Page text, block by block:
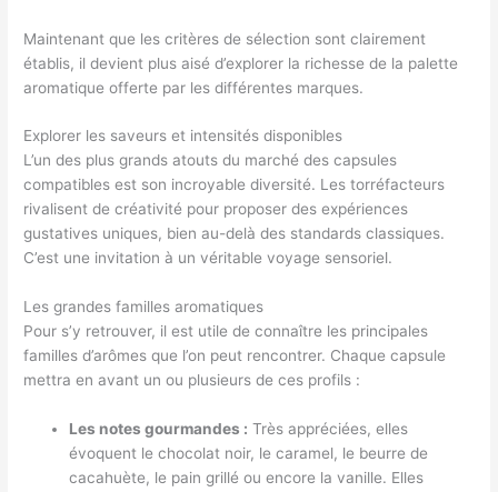
Maintenant que les critères de sélection sont clairement
établis, il devient plus aisé d’explorer la richesse de la palette
aromatique offerte par les différentes marques.
Explorer les saveurs et intensités disponibles
L’un des plus grands atouts du marché des capsules
compatibles est son incroyable diversité. Les torréfacteurs
rivalisent de créativité pour proposer des expériences
gustatives uniques, bien au-delà des standards classiques.
C’est une invitation à un véritable voyage sensoriel.
Les grandes familles aromatiques
Pour s’y retrouver, il est utile de connaître les principales
familles d’arômes que l’on peut rencontrer. Chaque capsule
mettra en avant un ou plusieurs de ces profils :
Les notes gourmandes : Très appréciées, elles
évoquent le chocolat noir, le caramel, le beurre de
cacahuète, le pain grillé ou encore la vanille. Elles